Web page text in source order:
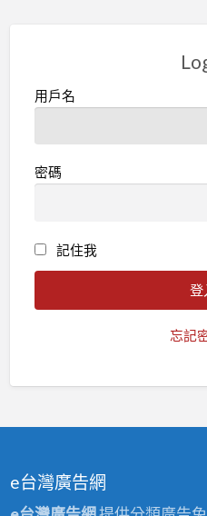
用戶名
密碼
記住我
忘記
e台灣廣告網